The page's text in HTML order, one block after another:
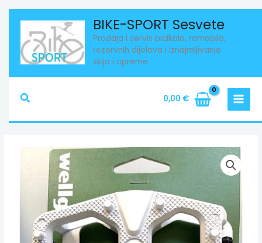
content
BIKE-SPORT Sesvete
Prodaja i servis bicikala, romobila,
rezervnih dijelova i iznajmljivanje
skija i opreme
Search 0,00 €